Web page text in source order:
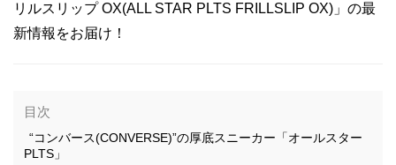
リルスリップ OX(ALL STAR PLTS FRILLSLIP OX)」の最
新情報をお届け！
目次
“コンバース(CONVERSE)”の厚底スニーカー「オールスター
PLTS」